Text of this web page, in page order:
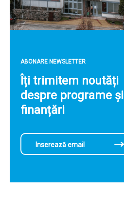
ABONARE NEWSLETTER
Îți trimitem noutăți
despre programe și
finanțări